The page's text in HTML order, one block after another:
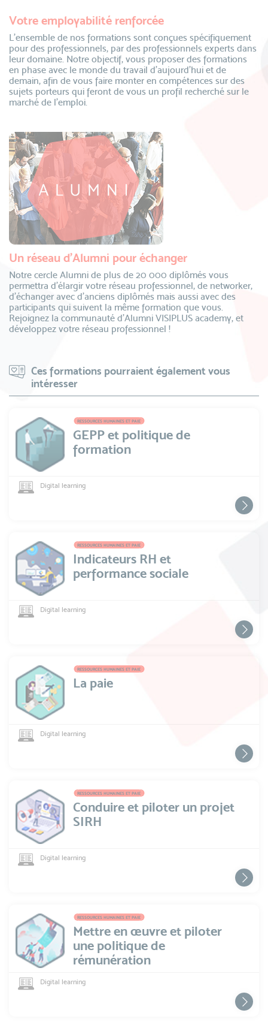
Votre employabilité renforcée
L’ensemble de nos formations sont conçues spécifiquement
pour des professionnels, par des professionnels experts dans
leur domaine. Notre objectif, vous proposer des formations
en phase avec le monde du travail d’aujourd’hui et de
demain, afin de vous faire monter en compétences sur des
sujets porteurs qui feront de vous un profil recherché sur le
marché de l’emploi.
Un réseau d’Alumni pour échanger
Notre cercle Alumni de plus de 20 000 diplômés vous
permettra d’élargir votre réseau professionnel, de networker,
d’échanger avec d’anciens diplômés mais aussi avec des
participants qui suivent la même formation que vous.
Rejoignez la communauté d’Alumni VISIPLUS academy, et
développez votre réseau professionnel !
Ces formations pourraient également vous
intéresser
RESSOURCES HUMAINES ET PAIE
GEPP et politique de
formation
Digital learning
RESSOURCES HUMAINES ET PAIE
Indicateurs RH et
performance sociale
Digital learning
RESSOURCES HUMAINES ET PAIE
La paie
Digital learning
RESSOURCES HUMAINES ET PAIE
Conduire et piloter un projet
SIRH
Digital learning
RESSOURCES HUMAINES ET PAIE
Mettre en œuvre et piloter
une politique de
rémunération
Digital learning